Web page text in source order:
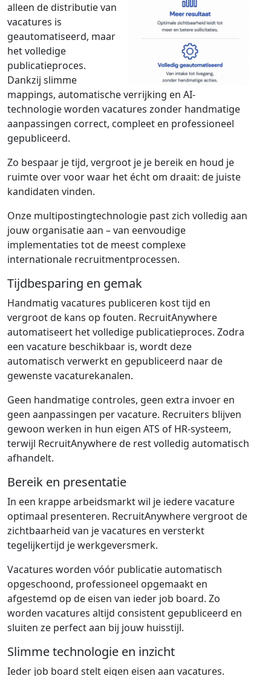
alleen de distributie van
vacatures is
geautomatiseerd, maar
het volledige
publicatieproces.
Dankzij slimme
mappings, automatische verrijking en AI-
technologie worden vacatures zonder handmatige
aanpassingen correct, compleet en professioneel
gepubliceerd.
Zo bespaar je tijd, vergroot je je bereik en houd je
ruimte over voor waar het écht om draait: de juiste
kandidaten vinden.
Onze multipostingtechnologie past zich volledig aan
jouw organisatie aan – van eenvoudige
implementaties tot de meest complexe
internationale recruitmentprocessen.
Tijdbesparing en gemak
Handmatig vacatures publiceren kost tijd en
vergroot de kans op fouten. RecruitAnywhere
automatiseert het volledige publicatieproces. Zodra
een vacature beschikbaar is, wordt deze
automatisch verwerkt en gepubliceerd naar de
gewenste vacaturekanalen.
Geen handmatige controles, geen extra invoer en
geen aanpassingen per vacature. Recruiters blijven
gewoon werken in hun eigen ATS of HR-systeem,
terwijl RecruitAnywhere de rest volledig automatisch
afhandelt.
Bereik en presentatie
In een krappe arbeidsmarkt wil je iedere vacature
optimaal presenteren. RecruitAnywhere vergroot de
zichtbaarheid van je vacatures en versterkt
tegelijkertijd je werkgeversmerk.
Vacatures worden vóór publicatie automatisch
opgeschoond, professioneel opgemaakt en
afgestemd op de eisen van ieder job board. Zo
worden vacatures altijd consistent gepubliceerd en
sluiten ze perfect aan bij jouw huisstijl.
Slimme technologie en inzicht
Ieder job board stelt eigen eisen aan vacatures.